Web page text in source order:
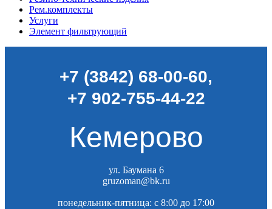
Рем.комплекты
Услуги
Элемент фильтрующий
+7 (3842) 68-00-60,
+7 902-755-44-22
Кемерово
ул. Баумана 6
gruzoman@bk.ru
понедельник-пятница: c 8:00 до 17:00